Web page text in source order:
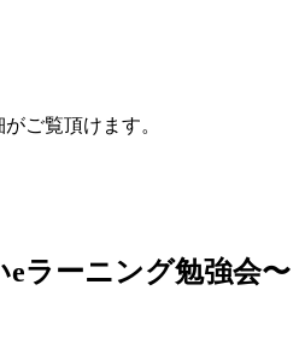
ご覧頂けます。
ラーニング勉強会〜